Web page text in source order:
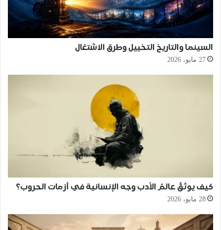
السينما والتاريخ التخييل وطرق الاشتغال
27 مايو، 2026
كيف يوثقُ عالمُ الأدب وجه الإنسانية في أزمات الحروب؟
28 مايو، 2026